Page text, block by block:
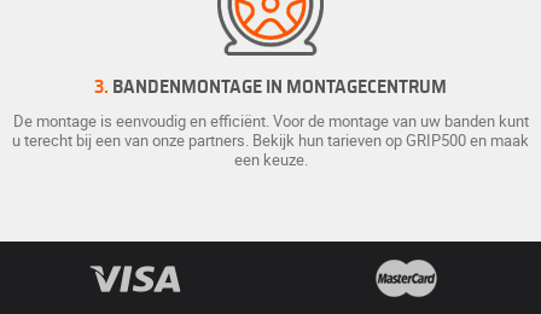
3. BANDENMONTAGE IN MONTAGECENTRUM
De montage is eenvoudig en efficiënt. Voor de montage van uw banden kunt
u terecht bij een van onze partners. Bekijk hun tarieven op GRIP500 en maak
een keuze.